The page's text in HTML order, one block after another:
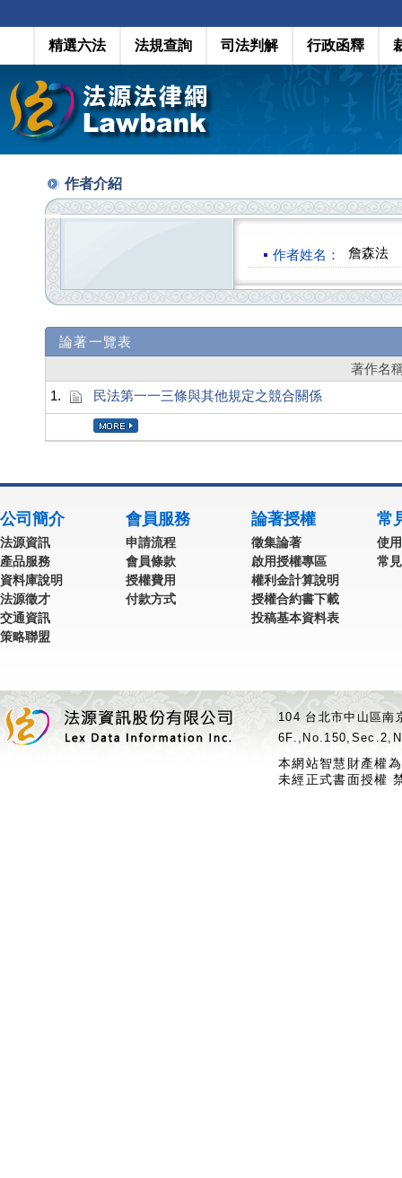
精選六法 法規查詢 司法判解 行政函釋
作者介紹
作者姓名： 詹森法
論著一覽表
著作名
1.
民法第一一三條與其他規定之競合關係
公司簡介
法源資訊
產品服務
資料庫說明
法源徵才
交通資訊
策略聯盟
會員服務
申請流程
會員條款
授權費用
付款方式
論著授權
徵集論著
啟用授權專區
權利金計算說明
授權合約書下載
投稿基本資料表
常
使
常
104 台北市中山區
本網站智慧財產權
未經正式書面授權